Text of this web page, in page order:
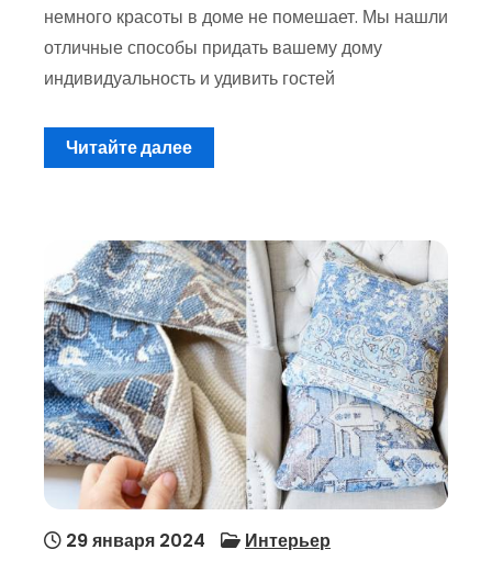
немного красоты в доме не помешает. Мы нашли
отличные способы придать вашему дому
индивидуальность и удивить гостей
Читайте далее
29 января 2024 Интерьер